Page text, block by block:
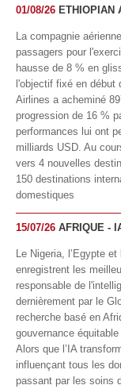
01/08/26 ETHIOPIAN
La compagnie
passagers pour
hausse de 8 % en
l'objectif fixé en
Airlines a acheminé
progression de 16 %
performances lui ont
milliards USD. Au
vers 4 nouvelles
150 destinations
domestiques
15/07/26 AFRIQUE -
Le Nigeria, l’Egypte
enregistrent les
responsable de
dernièrement par le
recherche basé en
gouvernance
Alors que l’IA
influençant tous les
passant par les soins